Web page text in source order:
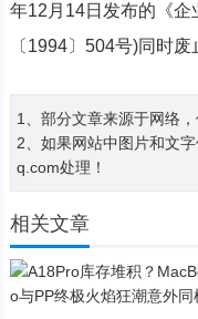
年12月14日发布的《
〔1994〕504号)同时废
1、部分文章来源于网络，
2、如果网站中图片和文
q.com处理！
相关文章